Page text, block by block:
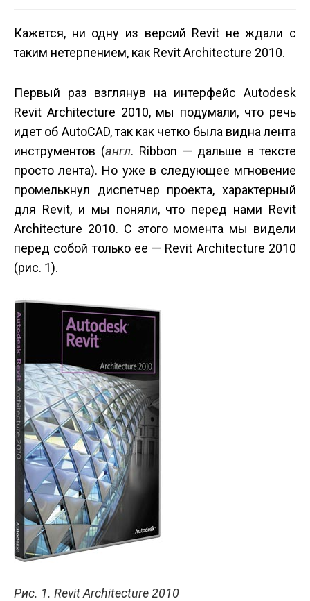
Кажется, ни одну из версий Revit не ждали с
таким нетерпением, как Revit Architecture 2010.
Первый раз взглянув на интерфейс Autodesk
Revit Architecture 2010, мы подумали, что речь
идет об AutoCAD, так как четко была видна лента
инструментов (англ. Ribbon — дальше в тексте
просто лента). Но уже в следующее мгновение
промелькнул диспетчер проекта, характерный
для Revit, и мы поняли, что перед нами Revit
Architecture 2010. C этого момента мы видели
перед собой только ее — Revit Architecture 2010
(рис. 1).
Рис. 1. Revit Architecture 2010